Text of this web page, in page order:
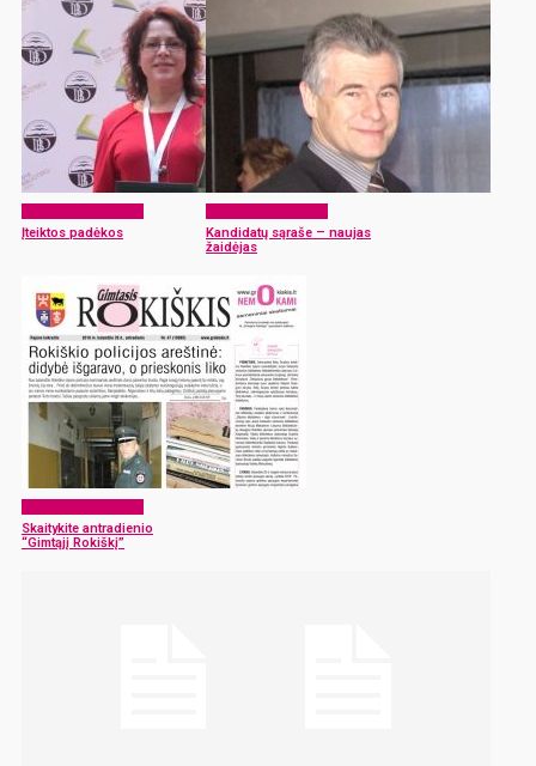
Įteiktos padėkos
Kandidatų sąraše – naujas
žaidėjas
Skaitykite antradienio
“Gimtąjį Rokiškį”